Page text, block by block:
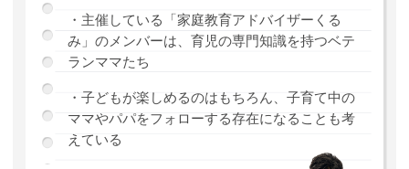
・主催している「家庭教育アドバイザーくる
み」のメンバーは、育児の専門知識を持つベテ
ランママたち
・子どもが楽しめるのはもちろん、子育て中の
ママやパパをフォローする存在になることも考
えている